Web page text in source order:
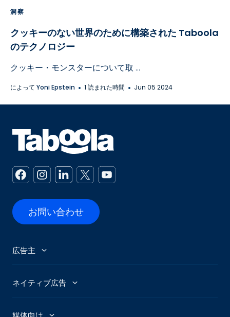
洞察
クッキーのない世界のために構築された Taboola
のテクノロジー
クッキー・モンスターについて取 ...
によって Yoni Epstein 1 読まれた時間 Jun 05 2024
お問い合わせ
広告主
広告主
ネイティブ広告
広告トレンド